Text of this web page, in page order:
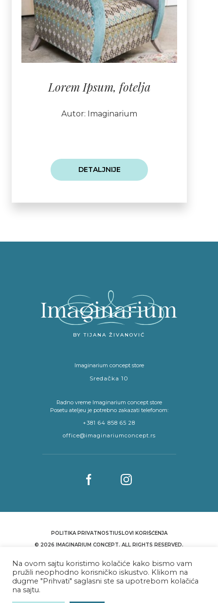
Lorem Ipsum, fotelja
Autor: Imaginarium
DETALJNIJE
BY TIJANA ŽIVANOVIĆ
Imaginarium concept store
Sredačka 10
Radno vreme Imaginarium concept store
Posetu ateljeu je potrebno zakazati telefonom:
+381 64 858 65 28
office@imaginariumconcept.rs
POLITIKA PRIVATNOSTIUSLOVI KORIŠĆENJA
© 2026 IMAGINARIUM CONCEPT. ALL RIGHTS RESERVED.
Na ovom sajtu koristimo kolačiće kako bismo vam
pružili neophodno korisničko iskustvo. Klikom na
dugme "Prihvati" saglasni ste sa upotrebom kolačića
na sajtu.